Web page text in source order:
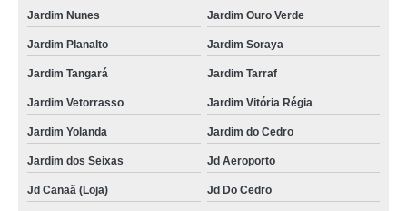
Jardim Nunes Jardim Ouro Verde
Jardim Planalto Jardim Soraya
Jardim Tangará Jardim Tarraf
Jardim Vetorrasso Jardim Vitória Régia
Jardim Yolanda Jardim do Cedro
Jardim dos Seixas Jd Aeroporto
Jd Canaã (Loja) Jd Do Cedro